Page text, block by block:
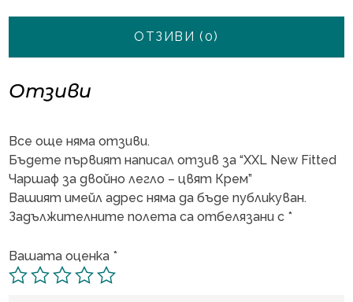
цвят
ОТЗИВИ (0)
Отзиви
Все още няма отзиви.
Бъдете първият написал отзив за “XXL New Fitted
Чаршаф за двойно легло – цвят Крем”
Вашият имейл адрес няма да бъде публикуван.
Задължителните полета са отбелязани с *
Вашата оценка *